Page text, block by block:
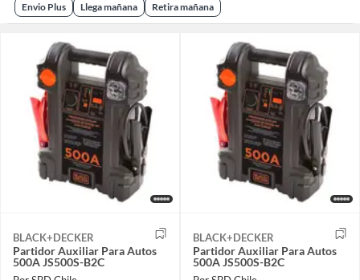
Envio Plus Llega mañana Retira mañana
BLACK+DECKER
Partidor Auxiliar Para Autos
500A JS500S-B2C
BLACK+DECKER
Partidor Auxiliar Para Autos
500A JS500S-B2C